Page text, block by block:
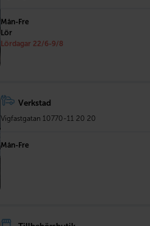
Mån-Fre
Lör
Lördagar 22/6-9/8
Verkstad
Vigfastgatan 1 0770-11 20 20
Mån-Fre